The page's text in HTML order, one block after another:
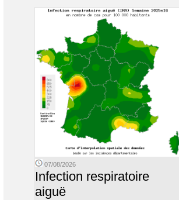
07/08/2026
Infection respiratoire
aiguë